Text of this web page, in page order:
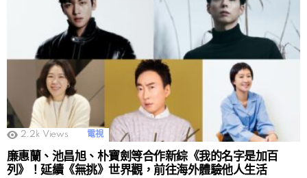
2.2k Views 電視
廉惠蘭、池昌旭、朴寶劍等合作新綜《我的名字是加百
列》！延續《無挑》世界觀，前往海外體驗他人生活